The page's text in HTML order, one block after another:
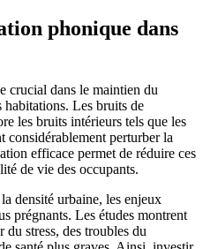
phonique dans
crucial dans le maintien du
habitations. Les bruits de
les bruits intérieurs tels que les
considérablement perturber la
efficace permet de réduire ces
de vie des occupants.
densité urbaine, les enjeux
prégnants. Les études montrent
stress, des troubles du